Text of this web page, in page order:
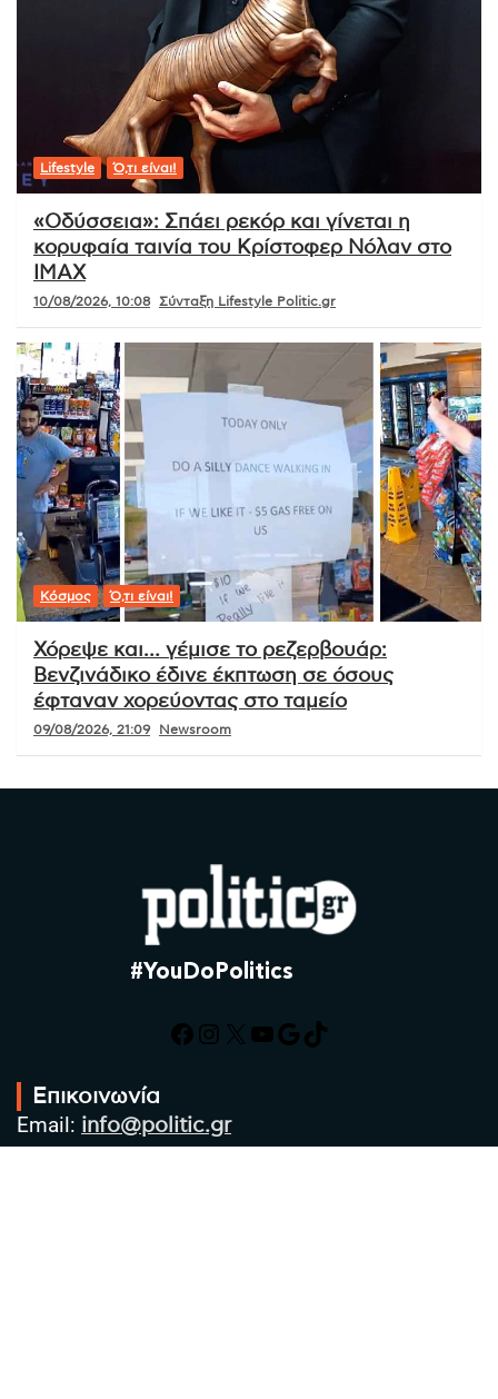
Lifestyle Ό,τι είναι!
«Οδύσσεια»: Σπάει ρεκόρ και γίνεται η
κορυφαία ταινία του Κρίστοφερ Νόλαν στο
IMAX
10/08/2026, 10:08 Σύνταξη Lifestyle Politic.gr
Κόσμος Ό,τι είναι!
Χόρεψε και… γέμισε το ρεζερβουάρ:
Βενζινάδικο έδινε έκπτωση σε όσους
έφταναν χορεύοντας στο ταμείο
09/08/2026, 21:09 Newsroom
#YouDoPolitics
Facebook
Instagram
X YouTube
Google
TikTok
Επικοινωνία
Email: info@politic.gr
Τηλ: